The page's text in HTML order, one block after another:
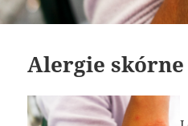
Alergie skórne